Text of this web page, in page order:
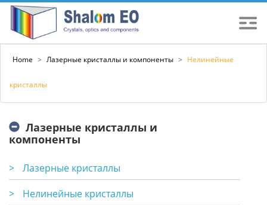
Home > Лазерные кристаллы и компоненты > Нелинейные
кристаллы
Лазерные кристаллы и
компоненты
>
Лазерные кристаллы
>
Нелинейные кристаллы